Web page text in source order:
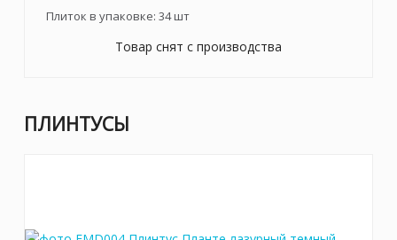
Плиток в упаковке: 34шт
Товар снят с производства
ПЛИНТУСЫ